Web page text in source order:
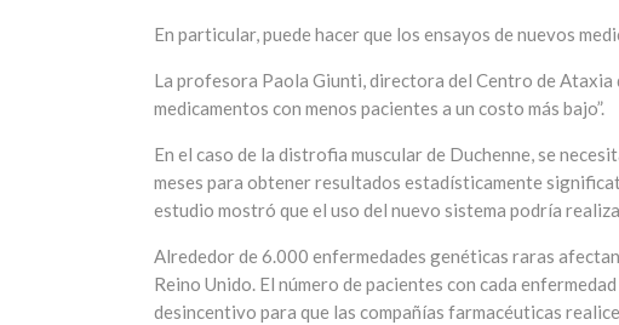
En particular, puede hacer que los ensayos de nuevos
La profesora Paola Giunti, directora del Centro de Ataxia
medicamentos con menos pacientes a un costo más bajo”.
En el caso de la distrofia muscular de Duchenne, se
meses para obtener resultados estadísticamente
estudio mostró que el uso del nuevo sistema podría
Alrededor de 6.000 enfermedades genéticas raras
Reino Unido. El número de pacientes con cada
desincentivo para que las compañías farmacéuticas